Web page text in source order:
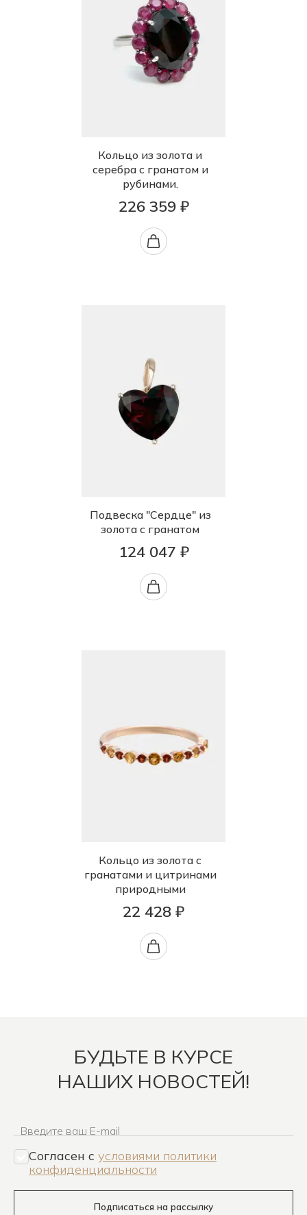
Кольцо из золота и
серебра с гранатом и
рубинами.
226 359 ₽
Подвеска "Сердце" из
золота с гранатом
124 047 ₽
Кольцо из золота с
гранатами и цитринами
природными
22 428 ₽
БУДЬТЕ В КУРСЕ
НАШИХ НОВОСТЕЙ!
Введите ваш E-mail
Согласен c условиями политики
конфиденциальности
Подписаться на рассылку